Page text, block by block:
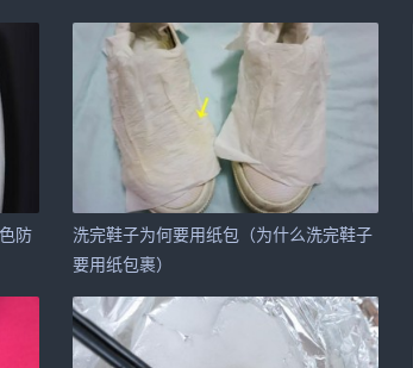
防
洗完鞋子为何要用纸包（为什么洗完鞋子
要用纸包裹）